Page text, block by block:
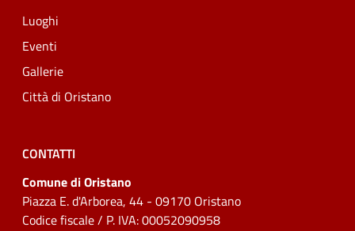
Luoghi
Eventi
Gallerie
Città di Oristano
CONTATTI
Comune di Oristano
Piazza E. d'Arborea, 44 - 09170 Oristano
Codice fiscale / P. IVA: 00052090958